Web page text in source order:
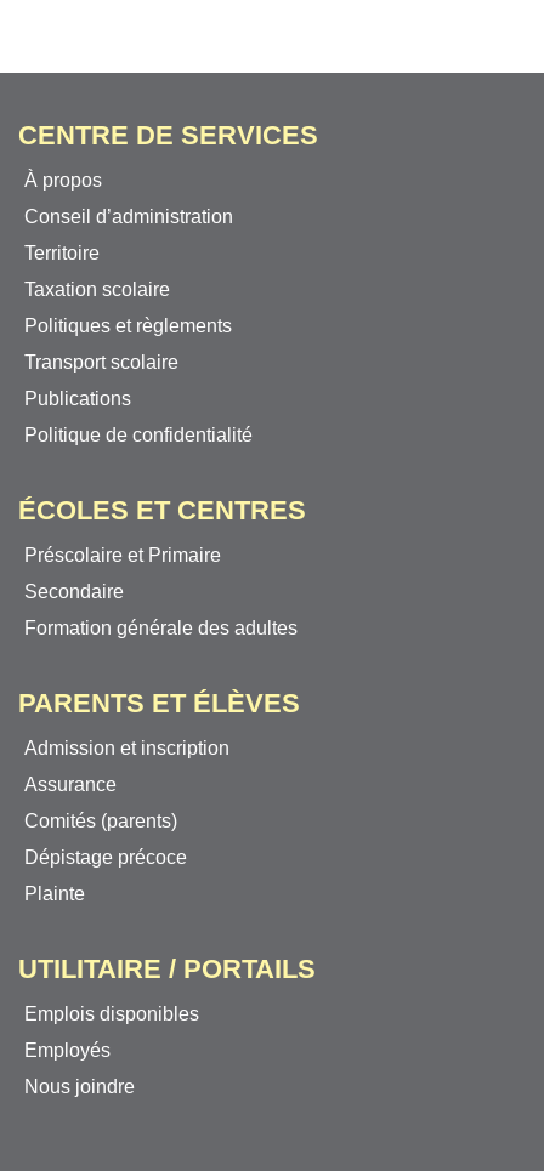
CENTRE DE SERVICES
À propos
Conseil d’administration
Territoire
Taxation scolaire
Politiques et règlements
Transport scolaire
Publications
Politique de confidentialité
ÉCOLES ET CENTRES
Préscolaire et Primaire
Secondaire
Formation générale des adultes
PARENTS ET ÉLÈVES
Admission et inscription
Assurance
Comités (parents)
Dépistage précoce
Plainte
UTILITAIRE / PORTAILS
Emplois disponibles
Employés
Nous joindre